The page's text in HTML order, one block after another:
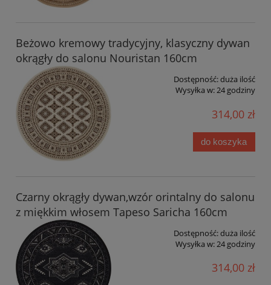
Beżowo kremowy tradycyjny, klasyczny dywan
okrągły do salonu Nouristan 160cm
Dostępność:duża ilość
Wysyłka w:24 godziny
314,00 zł
do koszyka
Czarny okrągły dywan,wzór orintalny do salonu
z miękkim włosem Tapeso Saricha 160cm
Dostępność:duża ilość
Wysyłka w: 24 godziny
314,00 zł